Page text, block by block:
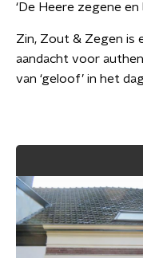
‘De Heere zegene
Zin, Zout & Zegen is
aandacht voor
van ‘geloof’ in het